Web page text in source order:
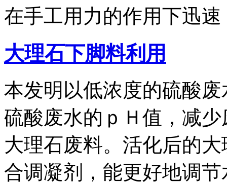
在手工用力的作用下迅速
大理石下脚料利用
本发明以低浓度的硫酸
硫酸废水的ｐＨ值，减
大理石废料。活化后的
合调凝剂，能更好地调节